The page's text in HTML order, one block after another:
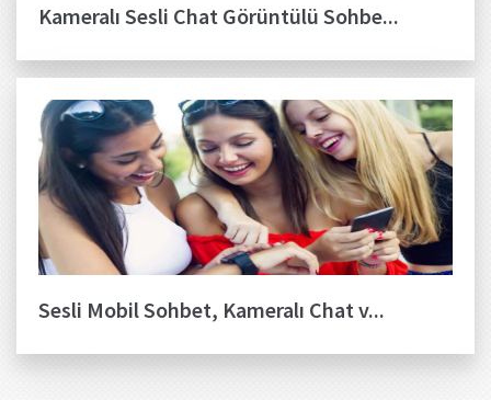
Kameralı Sesli Chat Görüntülü Sohbe...
Sesli Mobil Sohbet, Kameralı Chat v...